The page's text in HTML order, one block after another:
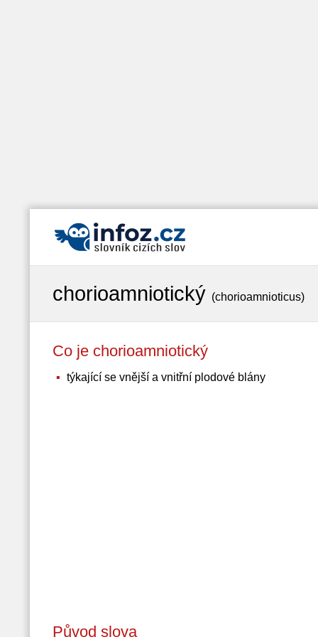
chorioamniotický (chorioamnioticus)
Co je chorioamniotický
týkající se vnější a vnitřní plodové blány
Původ slova